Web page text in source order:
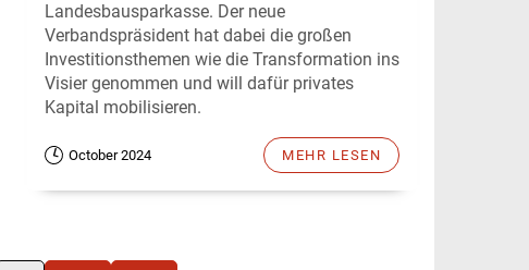
Landesbausparkasse. Der neue
Verbandspräsident hat dabei die großen
Investitionsthemen wie die Transformation ins
Visier genommen und will dafür privates
Kapital mobilisieren.
October 2024 MEHR LESEN